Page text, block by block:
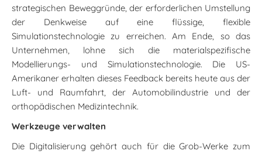
strategischen Beweggründe, der erforderlichen Umstellung
der Denkweise auf eine flüssige, flexible
Simulationstechnologie zu erreichen. Am Ende, so das
Unternehmen, lohne sich die materialspezifische
Modellierungs- und Simulationstechnologie. Die US-
Amerikaner erhalten dieses Feedback bereits heute aus der
Luft- und Raumfahrt, der Automobilindustrie und der
orthopädischen Medizintechnik.
Werkzeuge verwalten
Die Digitalisierung gehört auch für die Grob-Werke zum